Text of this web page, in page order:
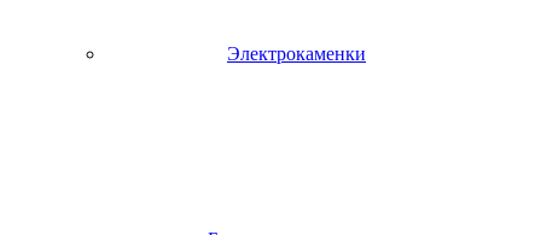
Электрокаменки